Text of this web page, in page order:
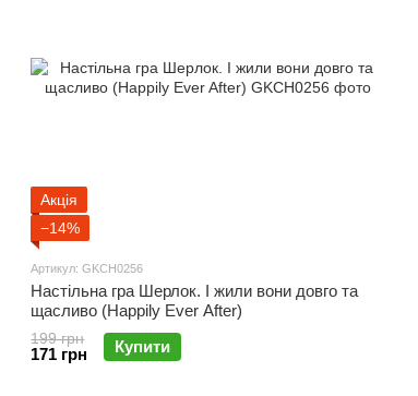
Акція
−14%
Артикул: GKCH0256
Настільна гра Шерлок. І жили вони довго та
щасливо (Happily Ever After)
199 грн
171 грн Купити